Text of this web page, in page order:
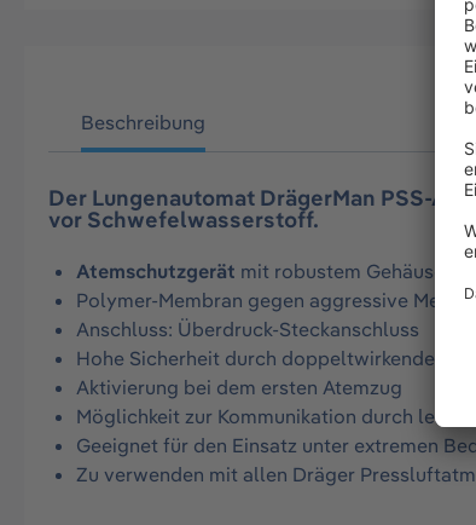
Beschreibung
Der Lungenautomat DrägerMan PSS-A
vor Schwefelwasserstoff.
Atemschutzgerät mit robustem Gehäuse
Polymer-Membran gegen aggressive
Anschluss: Überdruck-Steckanschluss
Hohe Sicherheit durch doppeltwirkende
Aktivierung bei dem ersten Atemzug
Möglichkeit zur Kommunikation durch leisen
Geeignet für den Einsatz unter extremen
Zu verwenden mit allen Dräger